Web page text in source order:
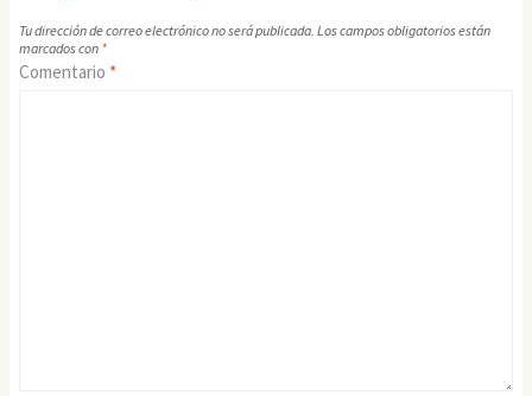
Tu dirección de correo electrónico no será publicada. Los campos obligatorios están
marcados con *
Comentario *